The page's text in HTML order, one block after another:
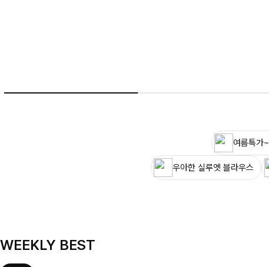
여름특가
우아한 실루엣 블라우스
WEEKLY BEST